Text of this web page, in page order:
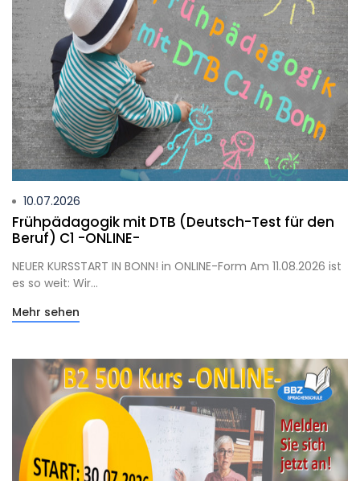
10.07.2026
Frühpädagogik mit DTB (Deutsch-Test für den
Beruf) C1 -ONLINE-
NEUER KURSSTART IN BONN! in ONLINE-Form Am 11.08.2026 ist
es so weit: Wir...
Mehr sehen